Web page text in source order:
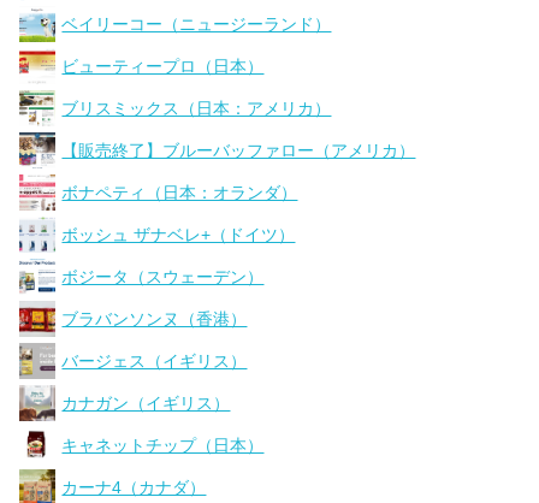
ベイリーコー（ニュージーランド）
ビューティープロ（日本）
ブリスミックス（日本：アメリカ）
【販売終了】ブルーバッファロー（アメリカ）
ボナペティ（日本：オランダ）
ボッシュ ザナベレ+（ドイツ）
ボジータ（スウェーデン）
ブラバンソンヌ（香港）
バージェス（イギリス）
カナガン（イギリス）
キャネットチップ（日本）
カーナ4（カナダ）